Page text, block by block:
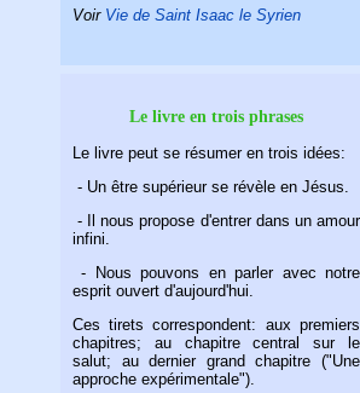
Voir Vie de Saint Isaac le Syrien
Le livre en trois phrases
Le livre peut se résumer en trois idées:
- Un être supérieur se révèle en Jésus.
- Il nous propose d'entrer dans un amour
infini.
- Nous pouvons en parler avec notre
esprit ouvert d'aujourd'hui.
Ces tirets correspondent: aux premiers
chapitres; au chapitre central sur le
salut; au dernier grand chapitre ("Une
approche expérimentale").